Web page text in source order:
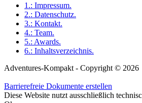
1.: Impressum.
2.: Datenschutz.
3.: Kontakt.
4.: Team.
5.: Awards.
6.: Inhaltsverzeichnis.
Adventures-Kompakt - Copyright © 2026
Barrierefreie Dokumente erstellen
Diese Website nutzt ausschließlich